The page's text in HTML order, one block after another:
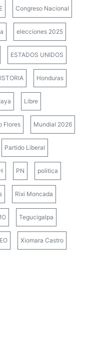
Congreso Nacional
elecciones 2025
ESTADOS UNIDOS
Honduras
Libre
Flores Mundial 2026
Partido Liberal
PN politica
Rixi Moncada
Tegucigalpa
Xiomara Castro